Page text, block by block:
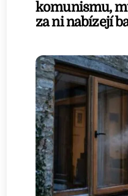
komunismu,
za ni nabízejí